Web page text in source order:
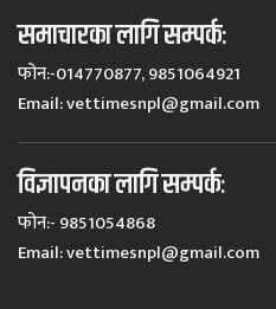
समाचारका लागि सम्पर्कः
फोन:-014770877, 9851064921
Email:vettimesnpl@gmail.com
विज्ञापनका लागि सम्पर्कः
फोन:- 9851054868
Email:vettimesnpl@gmail.com